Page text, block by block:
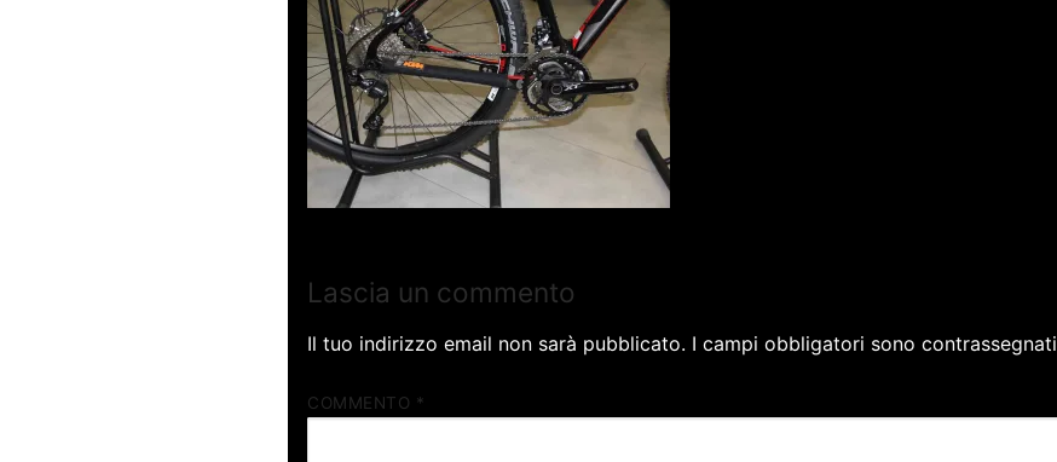
Lascia un commento
Il tuo indirizzo email non sarà pubblicato. I campi obbligatori sono contrassegnati
COMMENTO *